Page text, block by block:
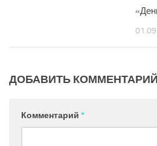
ДОБАВИТЬ КОММЕНТАРИЙ
Комментарий *